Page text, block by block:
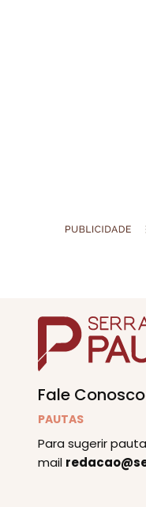
Fale Conosco
PAUTAS
Para sugerir
mail